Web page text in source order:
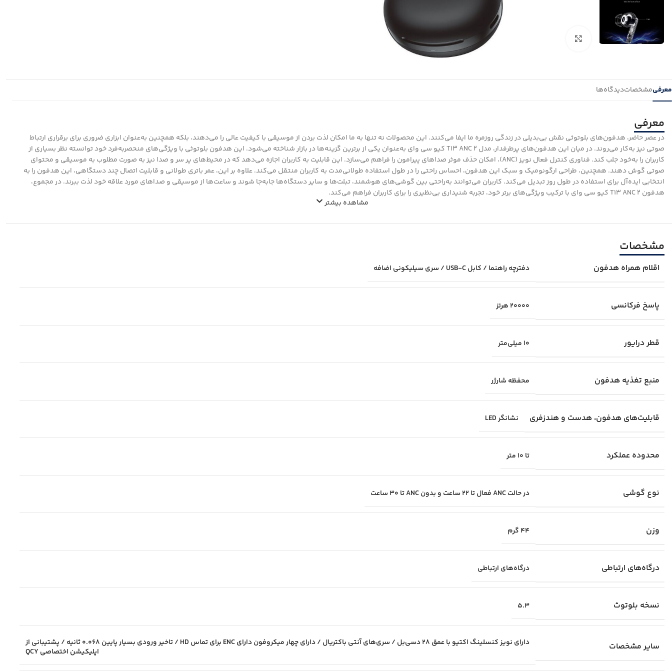
معرفیمشخصاتدیدگاه‌ها
معرفی
در عصر حاضر، هدفون‌های بلوتوثی نقش بی‌بدیلی در زندگی روزمره ما ایفا می‌کنند. این محصولات نه تنها به ما امکان لذت بردن از موسیقی با کیفیت عالی را می‌دهند، بلکه همچنین به‌عنوان ابزاری ضروری برای برقراری ارتباط
صوتی نیز به‌کار می‌روند. در میان این هدفون‌های پرطرفدار، مدل T13 ANC 2 کیو سی وای به‌عنوان یکی از برترین گزینه‌ها در بازار شناخته می‌شود. این هدفون بلوتوثی با ویژگی‌های منحصربه‌فرد خود توانسته نظر بسیاری از
کاربران را به‌خود جلب کند. فناوری کنترل فعال نویز (ANC)، امکان حذف موثر صداهای پیرامون را فراهم می‌سازد. این قابلیت به کاربران اجازه می‌دهد که در محیط‌های پر سر و صدا نیز به صورت مطلوب به موسیقی و محتوای
صوتی گوش دهند. همچنین، طراحی ارگونومیک و سبک این هدفون، احساس راحتی را در طول استفاده طولانی‌مدت به کاربران منتقل می‌کند. علاوه بر این، عمر باتری طولانی و قابلیت اتصال چند دستگاهی، این هدفون را به
انتخابی ایده‌آل برای استفاده در طول روز تبدیل می‌کند. کاربران می‌توانند به‌راحتی بین گوشی‌های هوشمند، تبلت‌ها و سایر دستگاه‌ها جابه‌جا شوند و ساعت‌ها از موسیقی و صداهای مورد علاقه خود لذت ببرند. در مجموع،
هدفون T13 ANC 2 کیو سی وای با ترکیب ویژگی‌های برتر خود، تجربه شنیداری بی‌نظیری را برای کاربران فراهم می‌کند.
مشاهده بیشتر
مشخصات
اقلام همراه هدفون دفترچه راهنما / کابل USB-C / سری سیلیکونی اضافه
پاسخ فرکانسی ۲۰۰۰۰ هرتز
قطر درایور ۱۰ میلی‌متر
منبع تغذیه هدفون محفظه شارژر
قابلیت‌های هدفون، هدست و هندزفری نشانگر LED
محدوده عملکرد تا ۱۰ متر
نوع گوشی در حالت ANC فعال تا ۲۲ ساعت و بدون ANC تا ۳۰ ساعت
وزن ۴۴ گرم
درگاه‌های ارتباطی درگاه‌های ارتباطی
نسخه بلوتوث ۵.۳
سایر مشخصات
دارای نویز کنسلینگ اکتیو با عمق ۲۸ دسی‌بل / سری‌های آنتی باکتریال / دارای چهار میکروفون دارای ENC برای تماس HD / تاخیر ورودی بسیار پایین ۰.۰۶۸ ثانیه / پشتیبانی از
اپلیکیشن اختصاصی QCY